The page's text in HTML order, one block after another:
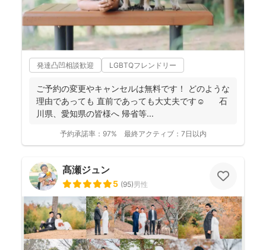
発達凸凹相談歓迎 LGBTQフレンドリー
ご予約の変更やキャンセルは無料です！ どのような
理由であっても 直前であっても大丈夫です☺️ 石
川県、愛知県の皆様へ 帰省等...
予約承諾率： 97% 最終アクティブ： 7日以内
髙瀬ジュン
5 (95)男性